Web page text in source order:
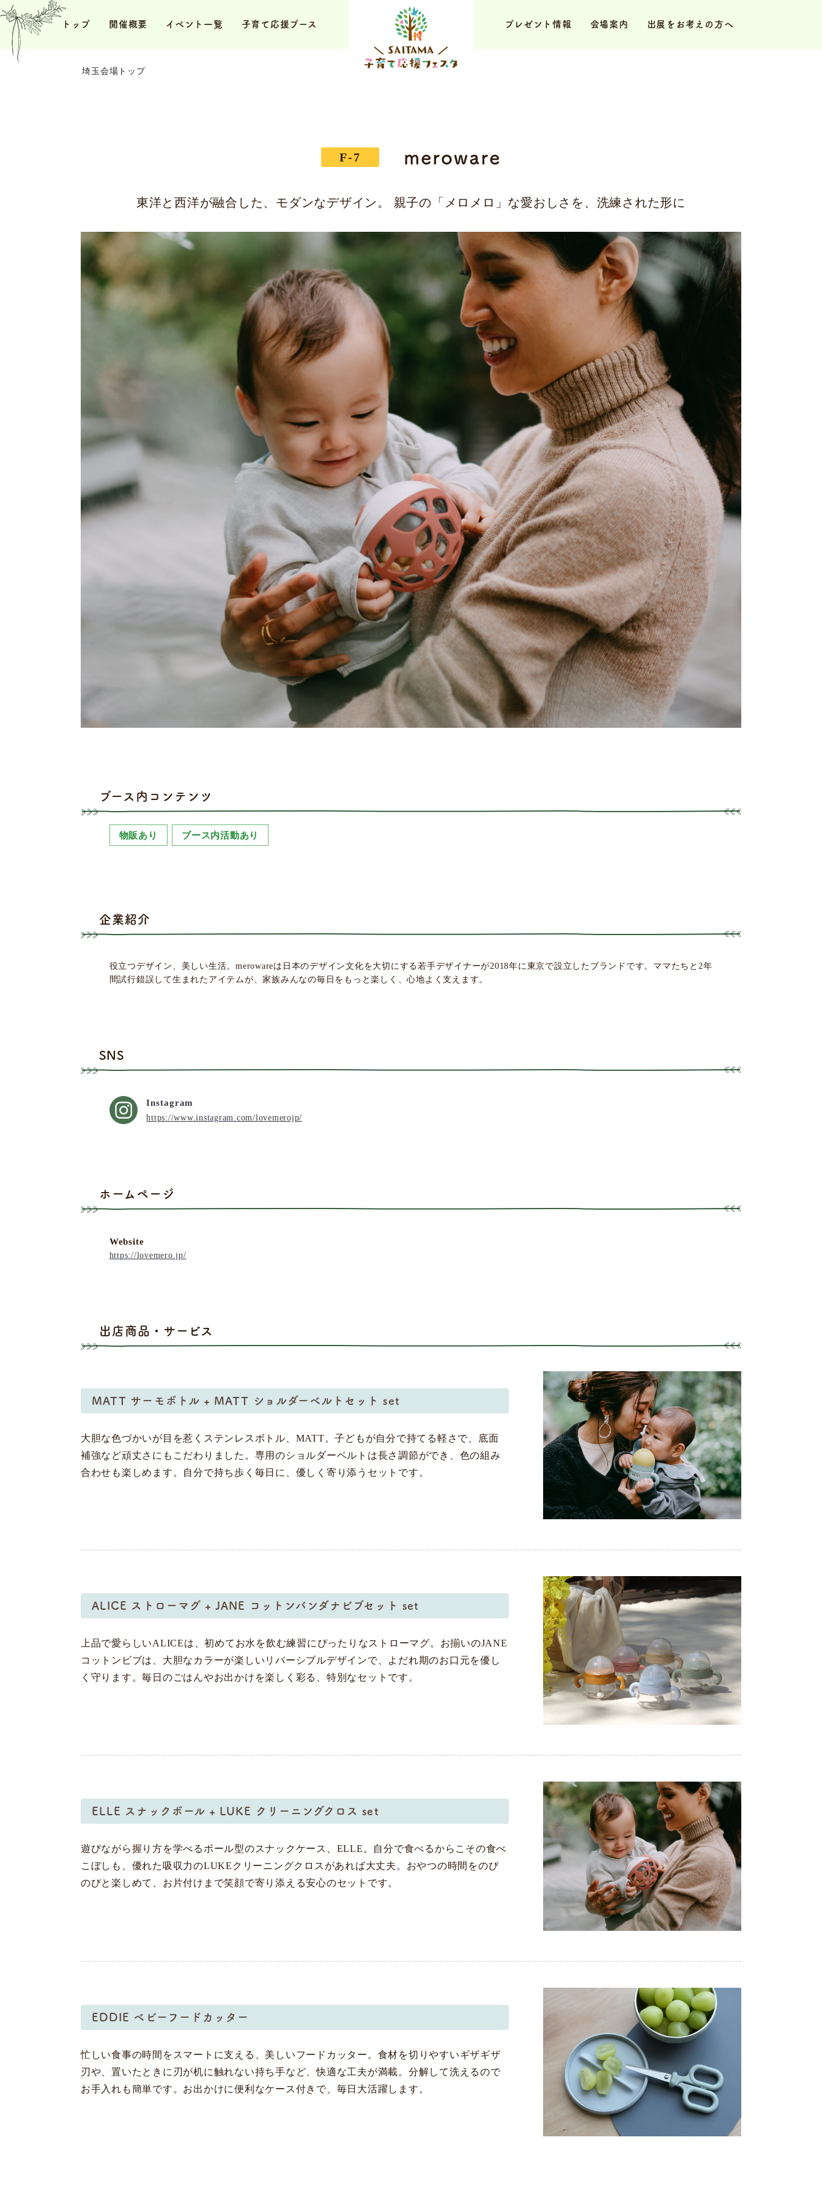
トップ 開催概要 イベント一覧 子育て応援ブース プレゼント情報 会場案内 出展をお考えの方へ
埼玉会場トップ
F-7 meroware
東洋と西洋が融合した、モダンなデザイン。 親子の「メロメロ」な愛おしさを、洗練された形に
ブース内コンテンツ
物販あり ブース内活動あり
企業紹介
役立つデザイン、美しい生活。merowareは日本のデザイン文化を大切にする若手デザイナーが2018年に東京で設立したブランドです。ママたちと2年
間試行錯誤して生まれたアイテムが、家族みんなの毎日をもっと楽しく、心地よく支えます。
SNS
Instagram
https://www.instagram.com/lovemerojp/
ホームページ
Website
https://lovemero.jp/
出店商品・サービス
MATT サーモボトル + MATT ショルダーベルトセット set
大胆な色づかいが目を惹くステンレスボトル、MATT。子どもが自分で持てる軽さで、底面
補強など頑丈さにもこだわりました。専用のショルダーベルトは長さ調節ができ、色の組み
合わせも楽しめます。自分で持ち歩く毎日に、優しく寄り添うセットです。
ALICE ストローマグ + JANE コットンバンダナビブセット set
上品で愛らしいALICEは、初めてお水を飲む練習にぴったりなストローマグ。お揃いのJANE
コットンビブは、大胆なカラーが楽しいリバーシブルデザインで、よだれ期のお口元を優し
く守ります。毎日のごはんやお出かけを楽しく彩る、特別なセットです。
ELLE スナックボール + LUKE クリーニングクロス set
遊びながら握り方を学べるボール型のスナックケース、ELLE。自分で食べるからこその食べ
こぼしも、優れた吸収力のLUKEクリーニングクロスがあれば大丈夫。おやつの時間をのび
のびと楽しめて、お片付けまで笑顔で寄り添える安心のセットです。
EDDIE ベビーフードカッター
忙しい食事の時間をスマートに支える、美しいフードカッター。食材を切りやすいギザギザ
刃や、置いたときに刃が机に触れない持ち手など、快適な工夫が満載。分解して洗えるので
お手入れも簡単です。お出かけに便利なケース付きで、毎日大活躍します。